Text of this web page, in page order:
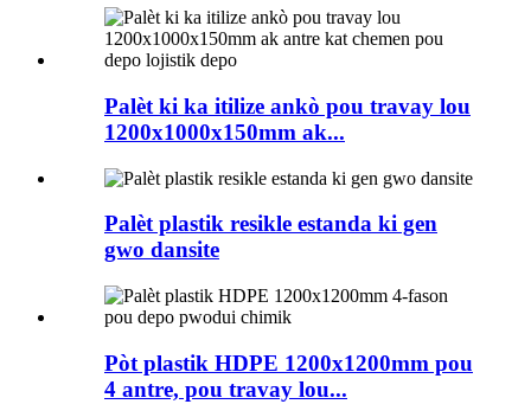
Palèt ki ka itilize ankò pou travay lou
1200x1000x150mm ak...
Palèt plastik resikle estanda ki gen
gwo dansite
Pòt plastik HDPE 1200x1200mm pou
4 antre, pou travay lou...